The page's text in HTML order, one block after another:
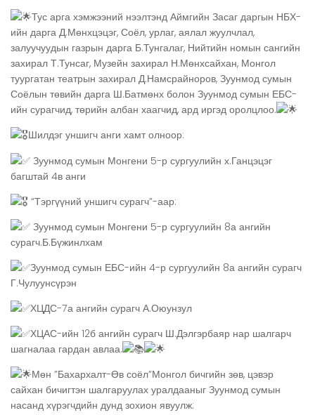
Тус арга хэмжээний нээлтэнд Аймгийн Засаг даргын НБХ-
ийн дарга Д.Мөнхцэцэг, Соёл, урлаг, аялал жуулчлал,
залуучуудын газрын дарга Б.Тунгалаг, Нийтийн номын сангийн
захирал Т.Тунсаг, Музейн захирал Н.Мөнхсайхан, Монгол
туургатан театрын захирал Д.Намсрайноров, Зуунмод сумын
Соёлын төвийн дарга Ш.Батмөнх болон Зуунмод сумын ЕБС-
ийн сурагчид, төрийн албан хаагчид, ард иргэд оролцлоо.
Шилдэг уншигч анги хамт олноор:
Зуунмод сумын Монгени 5-р сургуулийн х.Ганцэцэг
багштай 4в анги
“Тэргүүний уншигч сурагч”-аар:
Зуунмод сумын Монгени 5-р сургуулийн 8а ангийн
сурагч.Б.Бүжинлхам
Зуунмод сумын ЕБС-ийн 4-р сургуулийн 8а ангийн сурагч
Г.Чулуунсүрэн
ХЦДС-7а ангийн сурагч А.Оюунзул
ХЦАС-ийн 12б ангийн сурагч Ш.Дэлгэрбаяр нар шалгарч
шагналаа гардан авлаа.
Мөн ”Бахархалт-Өв соёл”Монгол бичгийн зөв, цэвэр
сайхан бичигтэн шалгаруулах уралдааныг Зуунмод сумын
насанд хүрэгчдийн дунд зохион явуулж: